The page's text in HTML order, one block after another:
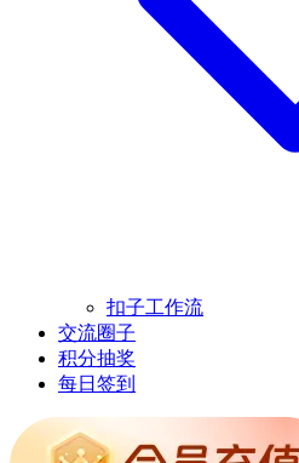
扣子工作流
交流圈子
积分抽奖
每日签到